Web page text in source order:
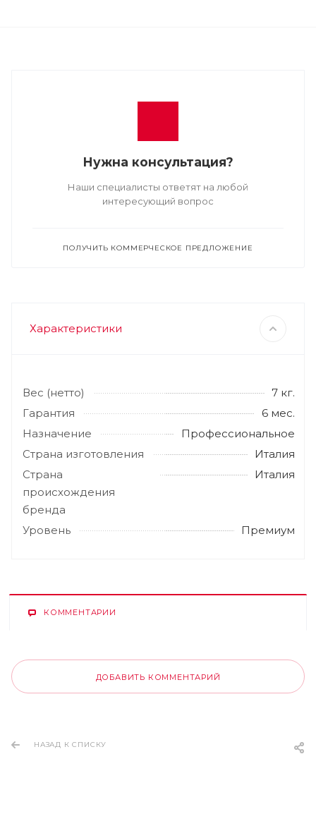
Нужна консультация?
Наши специалисты ответят на любой
интересующий вопрос
ПОЛУЧИТЬ КОММЕРЧЕСКОЕ ПРЕДЛОЖЕНИЕ
Характеристики
Вес (нетто)
7 кг.
Гарантия
6 мес.
Назначение
Профессиональное
Страна изготовления
Италия
Страна
происхождения
бренда
Италия
Уровень Премиум
КОММЕНТАРИИ
ДОБАВИТЬ КОММЕНТАРИЙ
НАЗАД К СПИСКУ